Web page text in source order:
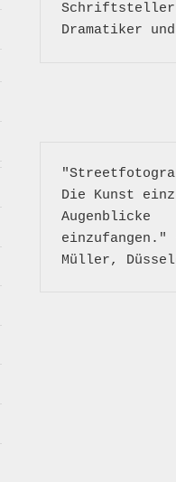
Die Kunst
Augenblicke
einzufangen."
Müller,